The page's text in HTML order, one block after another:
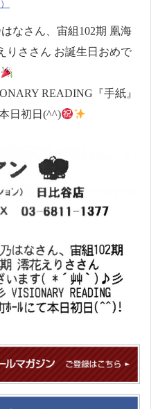
なさん、宙組102期 凰海
りささん お誕生日おめで
READING『手紙』
日初日(^^)